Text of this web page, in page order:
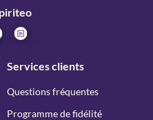
Services clients
Questions fréquentes
Programme de fidélité